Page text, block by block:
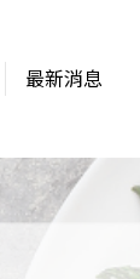
最新消息